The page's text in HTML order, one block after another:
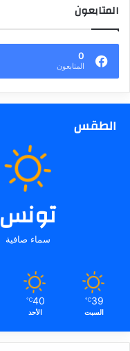
المتابعون
0
المتابعون
الطقس
تونس
سماء صافية
39
℃
السبت
40
℃
الأحد